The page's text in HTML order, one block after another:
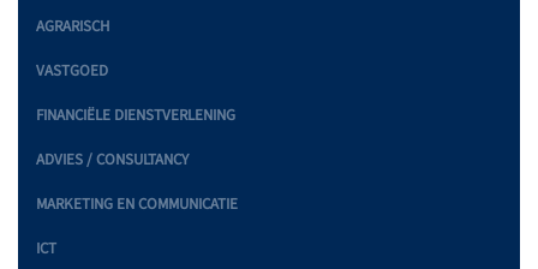
AGRARISCH
VASTGOED
FINANCIËLE DIENSTVERLENING
ADVIES / CONSULTANCY
MARKETING EN COMMUNICATIE
ICT